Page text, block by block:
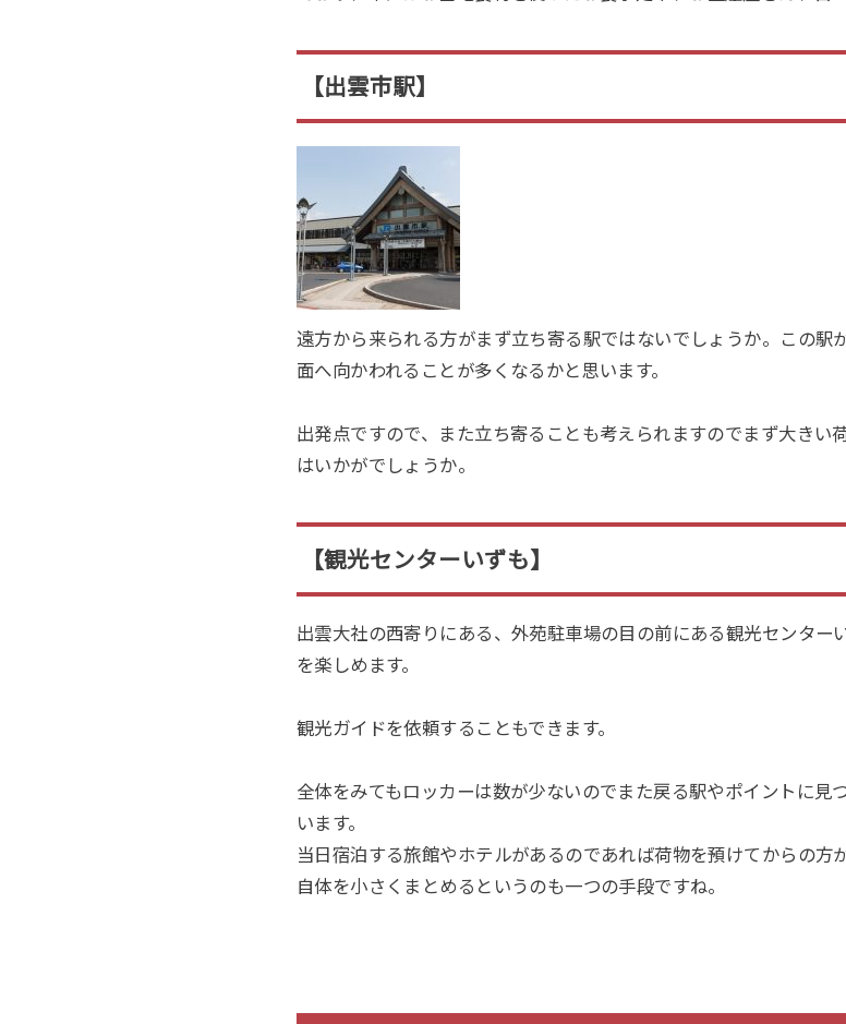
【出雲市駅】
遠方から来られる方がまず立ち寄る駅ではないでしょうか。この駅
面へ向かわれることが多くなるかと思います。
出発点ですので、また立ち寄ることも考えられますのでまず大きい
はいかがでしょうか。
【観光センターいずも】
出雲大社の西寄りにある、外苑駐車場の目の前にある観光センター
を楽しめます。
観光ガイドを依頼することもできます。
全体をみてもロッカーは数が少ないのでまた戻る駅やポイントに見
います。
当日宿泊する旅館やホテルがあるのであれば荷物を預けてからの方
自体を小さくまとめるというのも一つの手段ですね。